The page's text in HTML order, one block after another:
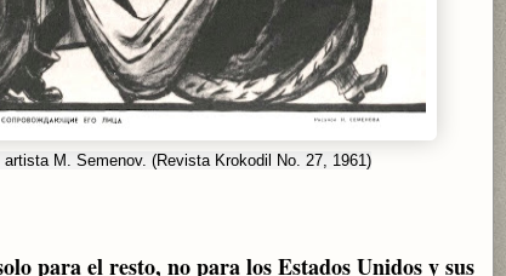
M. Semenov. (Revista Krokodil No. 27, 1961)
para el resto, no para los Estados Unidos y sus